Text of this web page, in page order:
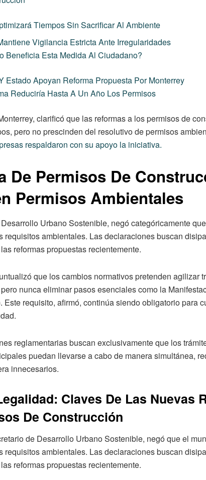
Tiempos Sin Sacrificar Al Ambiente
Vigilancia Estricta Ante Irregularidades
Beneficia Esta Medida Al Ciudadano?
Estado Apoyan Reforma Propuesta Por Monterrey
Reduciría Hasta A Un Año Los Permisos
clarificó que las reformas a los permisos de
pero no prescinden del resolutivo de permisos
respaldaron con su apoyo la iniciativa.
De Permisos De
Permisos Ambientales
Urbano Sostenible, negó categóricamente
requisitos ambientales. Las declaraciones buscan
reformas propuestas recientemente.
que los cambios normativos pretenden agilizar
nunca eliminar pasos esenciales como la
Este requisito, afirmó, continúa siendo obligatorio para
reglamentarias buscan exclusivamente que los
puedan llevarse a cabo de manera simultánea,
innecesarios.
Claves De Las Nuevas
De Construcción
de Desarrollo Urbano Sostenible, negó que el
requisitos ambientales. Las declaraciones buscan
reformas propuestas recientemente.